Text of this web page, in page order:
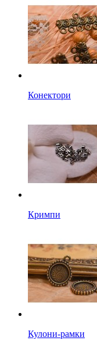
Конектори
Кримпи
Кулони-рамки